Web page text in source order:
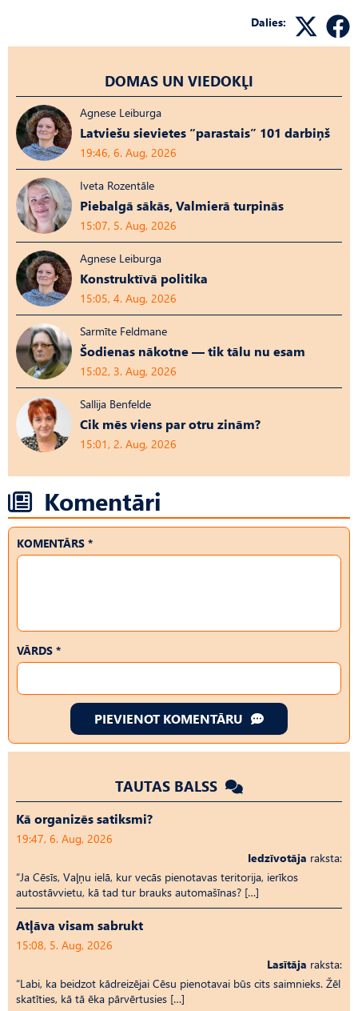
Dalies:
DOMAS UN VIEDOKĻI
Agnese Leiburga
Latviešu sievietes “parastais” 101 darbiņš
19:46, 6. Aug, 2026
Iveta Rozentāle
Piebalgā sākās, Valmierā turpinās
15:07, 5. Aug, 2026
Agnese Leiburga
Konstruktīvā politika
15:05, 4. Aug, 2026
Sarmīte Feldmane
Šodienas nākotne — tik tālu nu esam
15:02, 3. Aug, 2026
Sallija Benfelde
Cik mēs viens par otru zinām?
15:01, 2. Aug, 2026
Komentāri
KOMENTĀRS *
VĀRDS *
PIEVIENOT KOMENTĀRU
TAUTAS BALSS
Kā organizēs satiksmi?
19:47, 6. Aug, 2026
Iedzīvotāja raksta:
“Ja Cēsīs, Vaļņu ielā, kur vecās pienotavas teritorija, ierīkos
autostāvvietu, kā tad tur brauks automašīnas? […]
Atļāva visam sabrukt
15:08, 5. Aug, 2026
Lasītāja raksta:
“Labi, ka beidzot kādreizējai Cēsu pienotavai būs cits saimnieks. Žēl
skatīties, kā tā ēka pārvērtusies […]